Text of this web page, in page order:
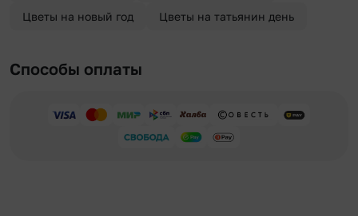
Цветы на новый год Цветы на татьянин день
Способы оплаты